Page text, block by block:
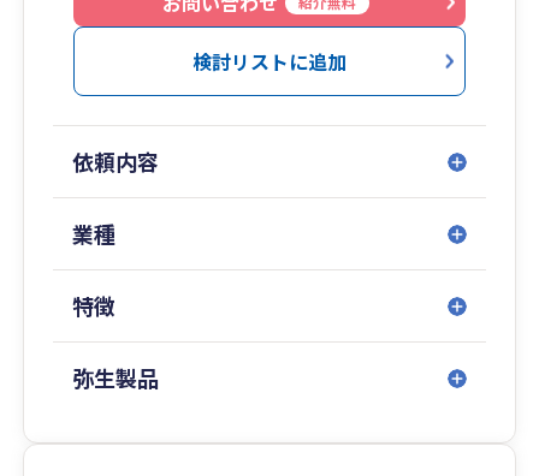
部長の視点と持ち前のフットワークで、経営者の
孤独な決断を支え、挑戦を後押しするパートナー
として共に歩みます。
検討リストに追加
依頼内容
業種
特徴
弥生製品